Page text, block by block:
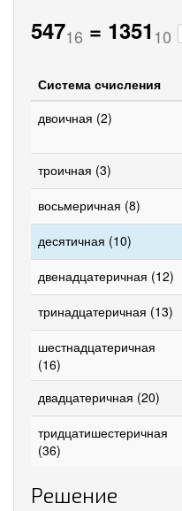
54716 = 1351 10
Система счисления
двоичная (2)
троичная (3)
восьмеричная (8)
десятичная (10)
двенадцатеричная (12)
тринадцатеричная (13)
шестнадцатеричная
(16)
двадцатеричная (20)
тридцатишестеричная
(36)
Решение